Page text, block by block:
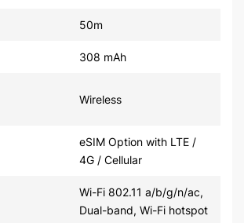
50m
308 mAh
Wireless
eSIM Option with LTE /
4G / Cellular
Wi-Fi 802.11 a/b/g/n/ac,
Dual-band, Wi-Fi hotspot